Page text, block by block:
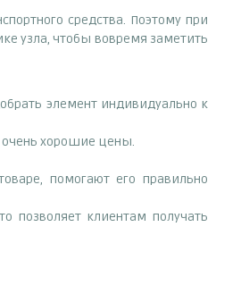
средства. Поэтому при
узла, чтобы вовремя заметить
элемент индивидуально к
очень хорошие цены.
помогают его правильно
позволяет клиентам получать